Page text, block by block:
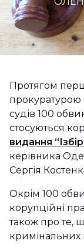
Протягом
судів 100
стосуються
видання
керівника
Сергія
Окрім 100
корупційні
також про те,
кримінальних